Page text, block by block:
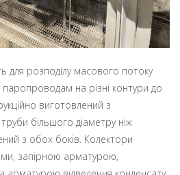
для розподілу масового потоку
на різні контури до
виготовлений з
більшого діаметру ніж
з обох боків. Колектори
запірною арматурою,